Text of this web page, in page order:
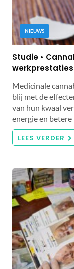
NIEUWS
Studie •
Medicinale
blij met de
van hun kwaal
energie en
LEES VERDER